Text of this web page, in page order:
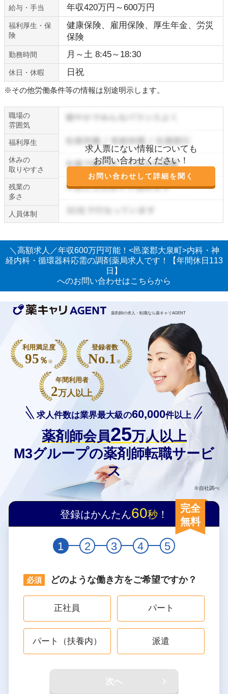
給与・手当 年収420万円～600万円
福利厚生・保
険
健康保険、雇用保険、厚生年金、労災
保険
勤務時間 月～土 8:45～18:30
休日・休暇 日祝
※その他労働条件等の情報は別途明示します。
職場の
雰囲気
求人票にない情報についても
お問い合わせください！
お問い合わせして詳細を聞く
福利厚生
休みの
取りやすさ
残業の
多さ
人員体制
＼高額求人／年収600万円可能！<邑楽郡大泉町>内科・神
経内科・循環器科応需の調剤薬局求人です！【年間休日113
日】
へのお問い合わせはこちらから
薬剤師の求人・転職なら薬キャリAGENT
求人件数は業界最大級の60,000件以上
薬剤師会員25万人以上
M3グループの薬剤師転職サービ
ス
※自社調べ
利用満足度
95 ％ ※
登録者数
No.1 ※
年間利用者
2万人以上
登録はかんたん60秒 ！
完全
無料
1 2 3 4 5
どのような働き方をご希望ですか？
正社員 パート
パート（扶養内） 派遣
次へ